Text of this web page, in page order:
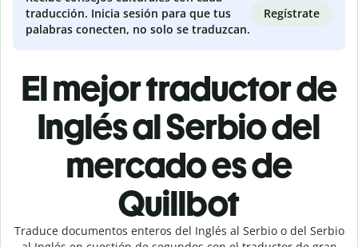
traducción. Inicia sesión para que tus
palabras conecten, no solo se traduzcan.
Regístrate
El mejor traductor de
Inglés al Serbio del
mercado es de
Quillbot
Traduce documentos enteros del Inglés al Serbio o del Serbio